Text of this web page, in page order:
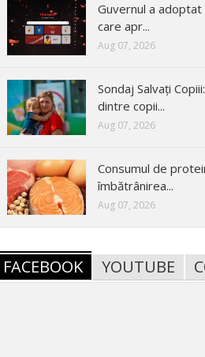
Guvernul a
care apr...
Aug 07, 2026
Sondaj Salvați
dintre copii...
Aug 07, 2026
Consumul de
îmbătrânirea...
Aug 07, 2026
FACEBOOK YOUTUBE